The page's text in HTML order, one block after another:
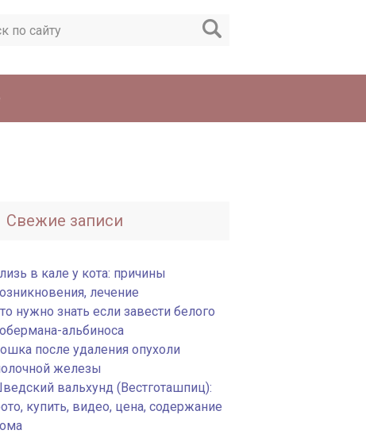
Свежие записи
в кале у кота: причины
лечение
нужно знать если завести белого
альбиноса
после удаления опухоли
железы
вальхунд (Вестготашпиц):
купить, видео, цена, содержание